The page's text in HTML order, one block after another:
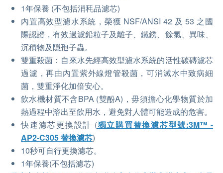
1年保養 (不包括消秏品濾芯)
內置高效型濾水系統，榮獲 NSF/ANSI 42 及 53 之國
際認證，有效過濾鉛粒子及離子、鐵銹、餘氯、異味、
沉積物及隱孢子蟲。
雙重殺菌：自來水先經高效型濾水系統的活性碳磚濾芯
過濾，再由內置紫外線燈管殺菌，可消滅水中致病細
菌，雙重淨化加倍安心。
飲水機材質不含BPA (雙酚A)，毋須擔心化學物質於加
熱過程中溶出至飲用水，避免對人體可能造成的危害。
快速濾芯更換設計 (獨立購買替換濾芯型號:3M™ -
AP2-C305 替換濾芯)
10秒可自行更換濾芯。
1年保養(不包括濾芯)